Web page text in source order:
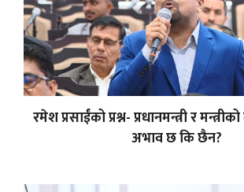
रमेश प्रसाईंको प्रश्न- प्रधानमन्त्री र
अभाव छ कि छैन?